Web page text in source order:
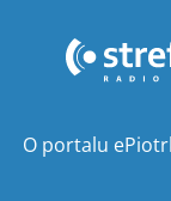
O portalu